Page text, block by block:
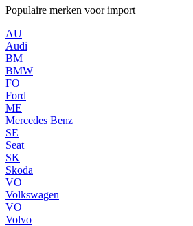
Populaire merken voor import
AU
Audi
BM
BMW
FO
Ford
ME
Mercedes Benz
SE
Seat
SK
Skoda
VO
Volkswagen
VO
Volvo